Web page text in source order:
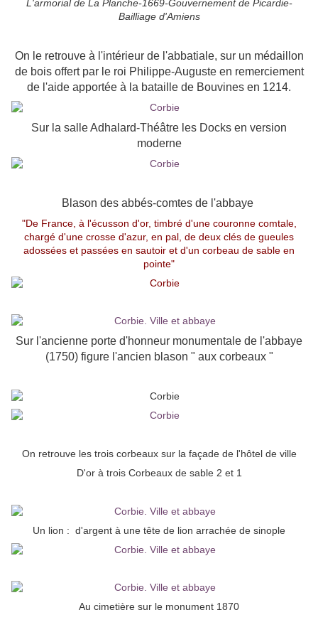
L'armorial de La Planche-1669-Gouvernement de Picardie-
Bailliage d'Amiens
On le retrouve à l'intérieur de l'abbatiale, sur un médaillon
de bois offert par le roi Philippe-Auguste en remerciement
de l'aide apportée à la bataille de Bouvines en 1214.
Sur la salle Adhalard-Théâtre les Docks en version
moderne
Blason des abbés-comtes de l'abbaye
"De France, à l'écusson d'or, timbré d'une couronne comtale,
chargé d'une crosse d'azur, en pal, de deux clés de gueules
adossées et passées en sautoir et d'un corbeau de sable en
pointe"
Sur l'ancienne porte d'honneur monumentale de l'abbaye
(1750) figure l'ancien blason " aux corbeaux "
On retrouve les trois corbeaux sur la façade de l'hôtel de ville
D'or à trois Corbeaux de sable 2 et 1
Un lion : d'argent à une tête de lion arrachée de sinople
Au cimetière sur le monument 1870